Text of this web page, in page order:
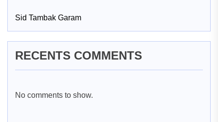
Sid Tambak Garam
RECENTS COMMENTS
No comments to show.